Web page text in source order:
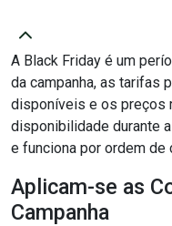
A Black Friday é um
da campanha, as tarifas
disponíveis e os preços
disponibilidade durante
e funciona por ordem de
Aplicam-se as
Campanha